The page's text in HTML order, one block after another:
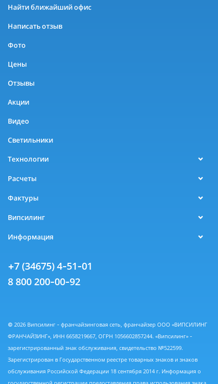
Найти ближайший офис
Написать отзыв
Фото
Цены
Отзывы
Акции
Видео
Светильники
Технологии
Расчеты
Фактуры
Випсилинг
Информация
+7 (34675) 4-51-01
8 800 200-00-92
© 2026 Випсилинг - франчайзинговая сеть, франчайзер ООО «ВИПСИЛИНГ
ФРАНЧАЙЗИНГ», ИНН 6658219667, ОГРН 1056602857244. «Випсилинг» -
зарегистрированный знак обслуживания, свидетельство №522599.
Зарегистрирован в Государственном реестре товарных знаков и знаков
обслуживания Российской Федерации 18 сентября 2014 г. Информация о